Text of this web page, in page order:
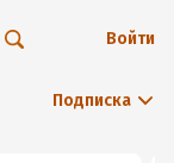
Подписка
Войти